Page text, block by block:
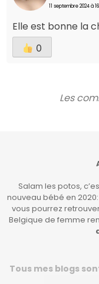
11 septembre 2024 à
Elle est bonne la
0
Les
Salam les potos,
nouveau bébé en
vous pourrez
Belgique de femme
Tous mes blogs